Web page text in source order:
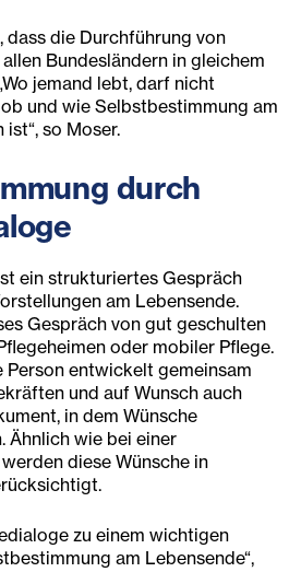
die Durchführung von
Bundesländern in gleichem
jemand lebt, darf nicht
und wie Selbstbestimmung am
so Moser.
durch
ein strukturiertes Gespräch
am Lebensende.
Gespräch von gut geschulten
oder mobiler Pflege.
entwickelt gemeinsam
und auf Wunsch auch
in dem Wünsche
Ähnlich wie bei einer
diese Wünsche in
zu einem wichtigen
am Lebensende“,